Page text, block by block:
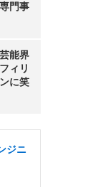
門事
能界
ィリ
に笑
ジニ